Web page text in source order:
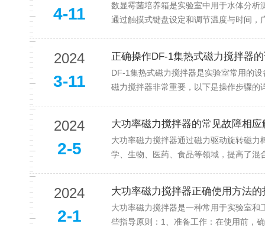
4-11
数显霉菌培养箱是实验室中用于水体分析测定
通过触摸式键盘设定和调节温度与时间，广泛
2024
3-11
正确操作DF-1集热式磁力搅拌器
DF-1集热式磁力搅拌器是实验室常用的设备
磁力搅拌器非常重要，以下是操作步骤的详细
2024
2-5
大功率磁力搅拌器的常见故障相
大功率磁力搅拌器通过磁力驱动旋转磁力棒
学、生物、医药、食品等领域，提
2024
2-1
大功率磁力搅拌器正确使用方法
大功率磁力搅拌器是一种常用于实验室和工
些指导原则：1、准备工作：在使用前